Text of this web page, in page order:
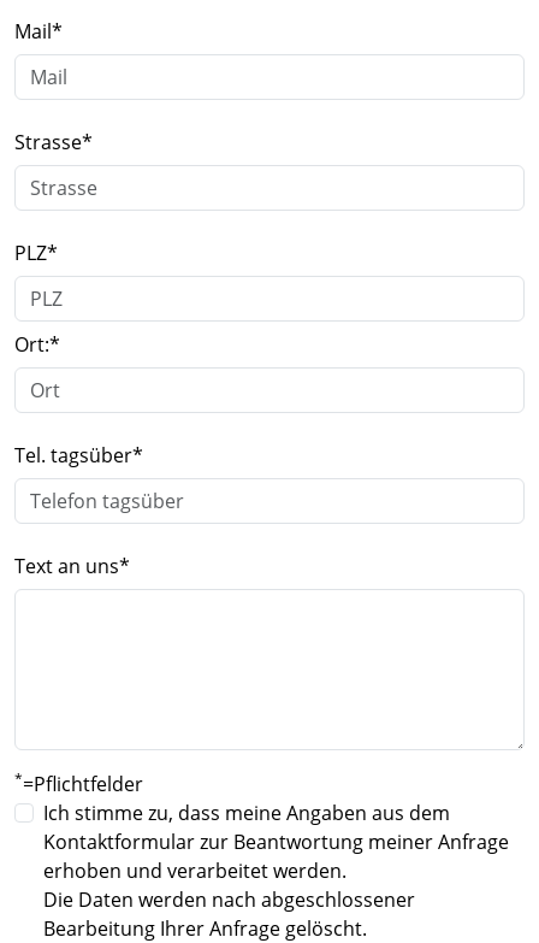
Mail*
Strasse*
PLZ*
Ort:*
Tel. tagsüber*
Text an uns*
*=Pflichtfelder
Ich stimme zu, dass meine Angaben aus dem
Kontaktformular zur Beantwortung meiner Anfrage
erhoben und verarbeitet werden.
Die Daten werden nach abgeschlossener
Bearbeitung Ihrer Anfrage gelöscht.